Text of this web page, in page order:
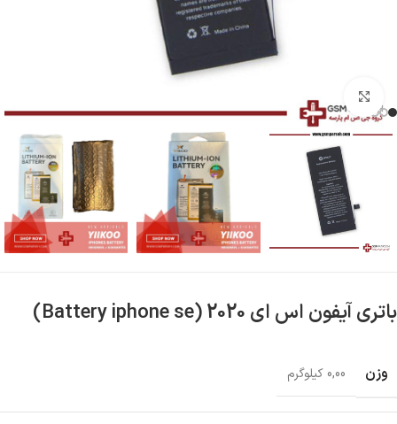
بزرگنمایی تصویر
باتری آیفون اس ای 2020 (Battery iphone se)
وزن 0,00 کیلوگرم